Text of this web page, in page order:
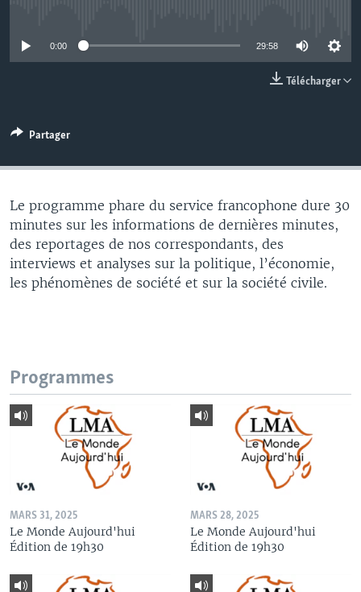
0:00 29:58
Télécharger
Partager
Le programme phare du service francophone dure 30
minutes sur les informations de dernières minutes,
des reportages de nos correspondants, des
interviews et analyses sur la politique, l’économie,
les phénomènes de société et sur la société civile.
Programmes
MARS 31, 2025
Le Monde Aujourd'hui
Édition de 19h30
MARS 28, 2025
Le Monde Aujourd'hui
Édition de 19h30